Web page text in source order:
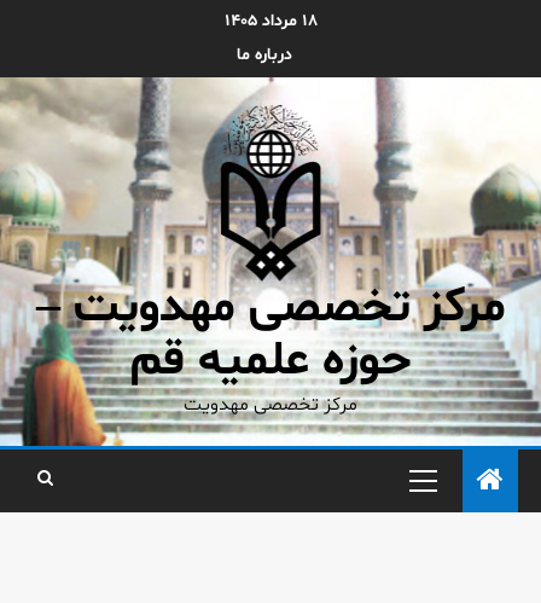
۱۸ مرداد ۱۴۰۵
درباره ما
مرکز تخصصی مهدویت –
حوزه علمیه قم
مرکز تخصصی مهدویت